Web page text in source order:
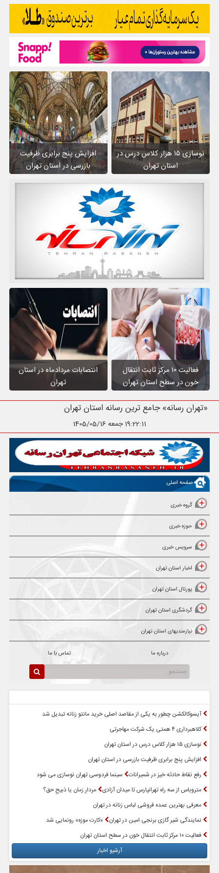
نوسازی ۱۵ هزار کلاس درس در
استان تهران
افزایش پنج برابری ظرفیت
بازرسی در استان تهران
فعالیت ۱۰ مرکز ثابت انتقال
خون در سطح استان تهران
انتصابات مردادماه در استان
تهران
«تهران رسانه» جامع ترین رسانه است
19:22:13 جمعه 1405/05/16
صفحه اصلی
گروه خبری
حوزه خبری
سرویس خبری
اخبار استان تهران
پورتال استان تهران
گردشگری استان تهران
نیازمندیهای استان تهران
درباره ما تماس با ما
آیسوکالکشن چطور به یکی از مقاصد اصلی خرید مانتو زنانه تبدیل شد
کلاهبرداری ۴ همتی یک شرکت مهاجرتی
نوسازی ۱۵ هزار کلاس درس در استان تهران
افزایش پنج برابری ظرفیت بازرسی در استان تهران
رفع نقاط حادثه خیز در شمیرانات
سینما فردوسی تهران نوسازی می شود
متروباس از سه راه تهرانپارس تا میدان آزادی مردارِ زمان یا ذبیحِ حق؟
معرفی بهترین عمده فروشی لباس زنانه در تهران
نمایندگی شیر گازی برنجی امین در تهران
«کارت موزه» رونمایی شد
فعالیت ۱۰ مرکز ثابت انتقال خون در سطح استان تهران
آرشیو اخبار